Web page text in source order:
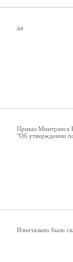
да
Приказ Минтранса
"Об утверждении
Изначально было